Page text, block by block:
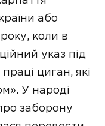
або
коли в
указ під
циган, які
У народі
заборону